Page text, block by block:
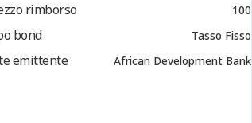
rimborso 100
bond Tasso Fisso
emittente African Development Bank